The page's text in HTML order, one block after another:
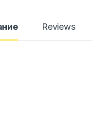
Reviews